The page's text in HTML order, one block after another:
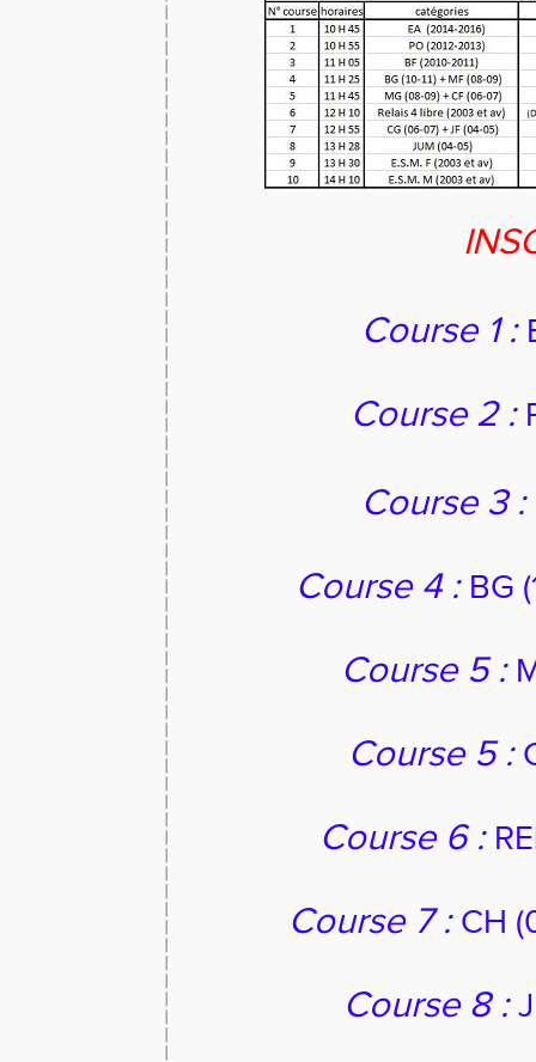
Course 1 :
Course 2 :
Course 3 :
Course 4 : BG
Course 5 :
Course 5 :
Course 6 :
Course 7 : CH
Course 8 :